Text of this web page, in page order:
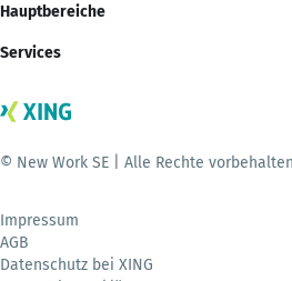
Hauptbereiche
Services
© New Work SE | Alle Rechte vorbehalten
Impressum
AGB
Datenschutz bei XING